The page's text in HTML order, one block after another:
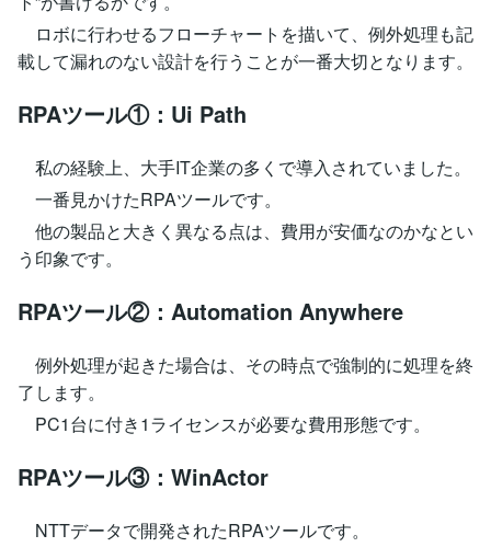
ロボに行わせるフローチャートを描いて、例外処理も記
載して漏れのない設計を行うことが一番大切となります。
RPAツール①：Ui Path
私の経験上、大手IT企業の多くで導入されていました。
一番見かけたRPAツールです。
他の製品と大きく異なる点は、費用が安価なのかなとい
う印象です。
RPAツール②：Automation Anywhere
例外処理が起きた場合は、その時点で強制的に処理を終
了します。
PC1台に付き1ライセンスが必要な費用形態です。
RPAツール③：WinActor
NTTデータで開発されたRPAツールです。